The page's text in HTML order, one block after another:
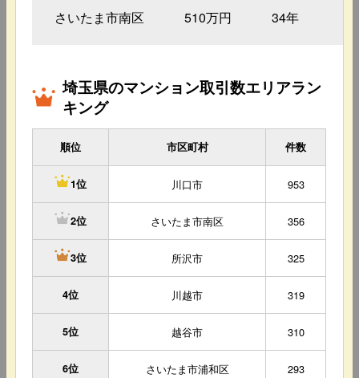
さいたま市南区 510万円 34年
埼玉県のマンション取引数エリアラン
キング
順位 市区町村 件数
1位 川口市 953
2位 さいたま市南区 356
3位 所沢市 325
4位 川越市 319
5位 越谷市 310
6位 さいたま市浦和区 293